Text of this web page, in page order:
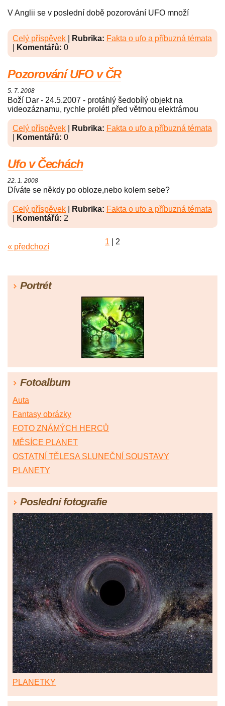
V Anglii se v poslední době pozorování UFO množí
Celý příspěvek Rubrika: Fakta o ufo a příbuzná témata
Komentářů: 0
Pozorování UFO v ČR
5. 7. 2008
Boží Dar - 24.5.2007 - protáhlý šedobílý objekt na
videozáznamu, rychle prolétl před větrnou elektrárnou
Celý příspěvek Rubrika: Fakta o ufo a příbuzná témata
Komentářů: 0
Ufo v Čechách
22. 1. 2008
Díváte se někdy po obloze,nebo kolem sebe?
Celý příspěvek Rubrika: Fakta o ufo a příbuzná témata
Komentářů: 2
« předchozí
1 2
Portrét
Fotoalbum
Auta
Fantasy obrázky
FOTO ZNÁMÝCH HERCŮ
MĚSÍCE PLANET
OSTATNÍ TĚLESA SLUNEČNÍ SOUSTAVY
PLANETY
Poslední fotografie
PLANETKY